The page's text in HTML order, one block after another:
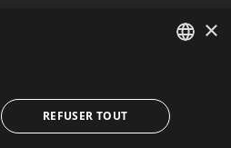
Contactez-nous
×
REFUSER TOUT